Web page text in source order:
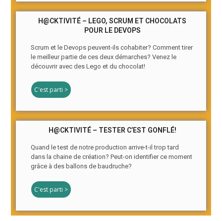
H@CKTIVITÉ – LEGO, SCRUM ET CHOCOLATS
POUR LE DEVOPS
Scrum et le Devops peuvent-ils cohabiter? Comment tirer
le meilleur partie de ces deux démarches? Venez le
découvrir avec des Lego et du chocolat!
C'est parti >
H@CKTIVITÉ – TESTER C’EST GONFLÉ!
Quand le test de notre production arrive-t-il trop tard
dans la chaine de création? Peut-on identifier ce moment
grâce à des ballons de baudruche?
C'est parti >